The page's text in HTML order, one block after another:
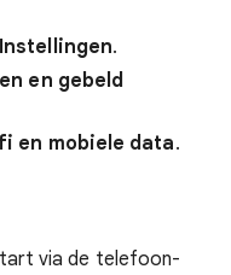
Instellingen.
en gebeld
en mobiele data.
via de telefoon-